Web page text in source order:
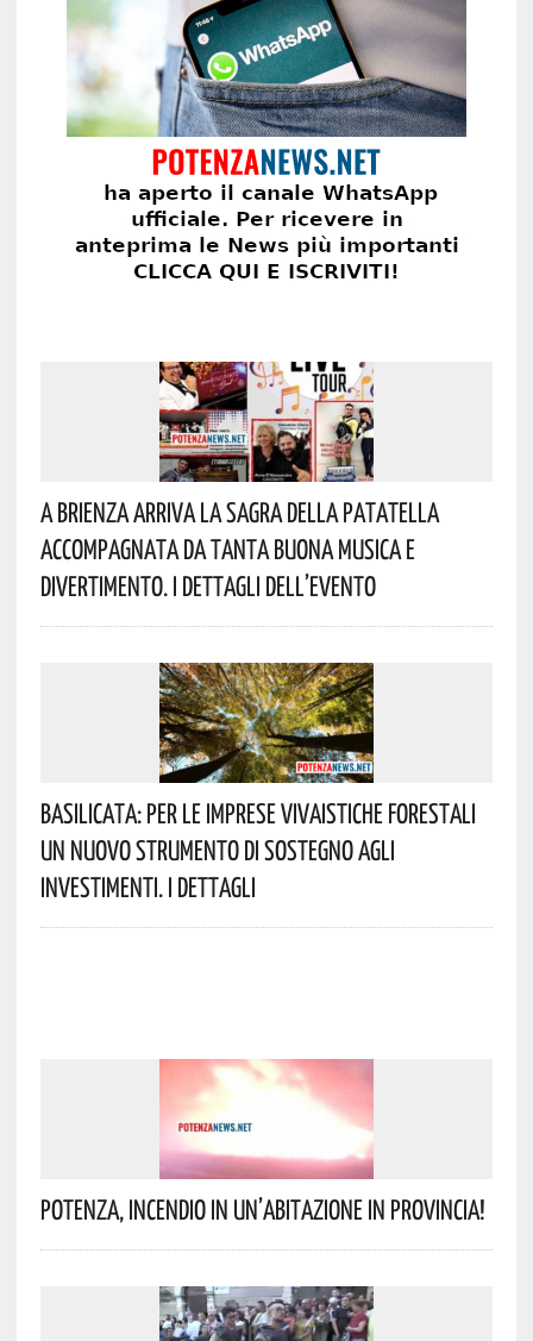
A Brienza Arriva La Sagra Della Patatella
Accompagnata Da Tanta Buona Musica E
Divertimento. I Dettagli Dell’evento
Basilicata: Per Le Imprese Vivaistiche Forestali
Un Nuovo Strumento Di Sostegno Agli
Investimenti. I Dettagli
Potenza, Incendio In Un’abitazione In Provincia!